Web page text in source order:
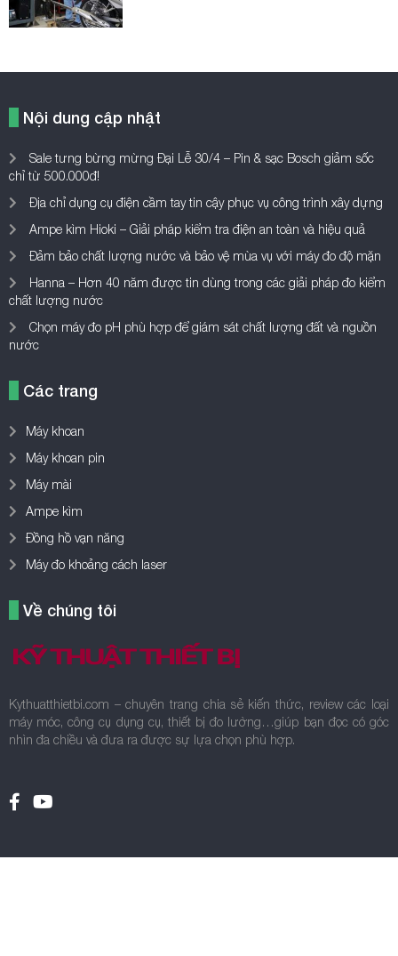
Nội dung cập nhật
Sale tưng bừng mừng Đại Lễ 30/4 – Pin & sạc Bosch giảm sốc
chỉ từ 500.000đ!
Địa chỉ dụng cụ điện cầm tay tin cậy phục vụ công trình xây dựng
Ampe kìm Hioki – Giải pháp kiểm tra điện an toàn và hiệu quả
Đảm bảo chất lượng nước và bảo vệ mùa vụ với máy đo độ mặn
Hanna – Hơn 40 năm được tin dùng trong các giải pháp đo kiểm
chất lượng nước
Chọn máy đo pH phù hợp để giám sát chất lượng đất và nguồn
nước
Các trang
Máy khoan
Máy khoan pin
Máy mài
Ampe kìm
Đồng hồ vạn năng
Máy đo khoảng cách laser
Về chúng tôi
Kythuatthietbi.com – chuyên trang chia sẻ kiến thức, review các loại
máy móc, công cụ dụng cụ, thiết bị đo lường…giúp bạn đọc có góc
nhìn đa chiều và đưa ra được sự lựa chọn phù hợp.